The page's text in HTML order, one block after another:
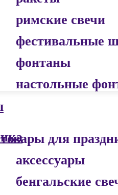
римские свечи
фестивальные
фонтаны
настольные
товары для
аксессуары
бенгальские